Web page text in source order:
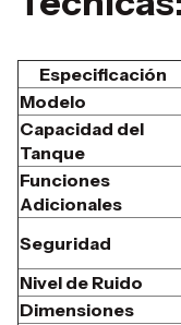
Especificación
Modelo
Capacidad del
Tanque
Funciones
Adicionales
Seguridad
Nivel de Ruido
Dimensiones